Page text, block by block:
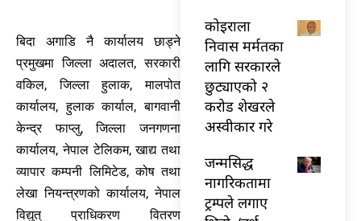
बिदा अगाडि नै कार्यालय छाड्ने
प्रमुखमा जिल्ला अदालत, सरकारी
वकिल, जिल्ला हुलाक, मालपोत
कार्यालय, हुलाक कार्याल, बागवानी
केन्द्र फाप्लु, जिल्ला जनगणना
कार्यालय, नेपाल टेलिकम, खाद्य तथा
व्यापार कम्पनी लिमिटेड, कोष तथा
लेखा नियन्त्रणको कार्यालय, नेपाल
विद्युत् प्राधिकरण वितरण
कोइराला
निवास मर्मतका
लागि सरकारले
छुट्याएको २
करोड शेखरले
अस्वीकार गरे
जन्मसिद्ध
नागरिकतामा
ट्रम्पले लगाए